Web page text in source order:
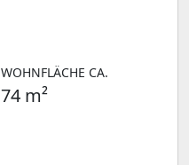
WOHNFLÄCHE CA.
74 m²